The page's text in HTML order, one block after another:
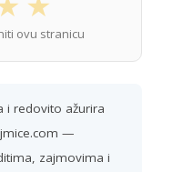
ovu stranicu
i redovito ažurira
—
zajmovima i